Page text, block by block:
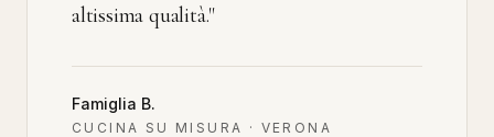
altissima qualità."
Famiglia B.
CUCINA SU MISURA · VERONA